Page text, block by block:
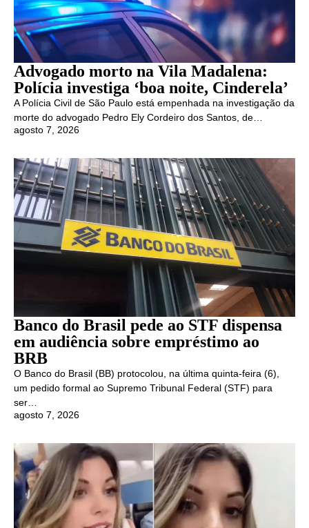
Advogado morto na Vila Madalena:
Polícia investiga ‘boa noite, Cinderela’
A Polícia Civil de São Paulo está empenhada na investigação da
morte do advogado Pedro Ely Cordeiro dos Santos, de…
agosto 7, 2026
Banco do Brasil pede ao STF dispensa
em audiência sobre empréstimo ao
BRB
O Banco do Brasil (BB) protocolou, na última quinta-feira (6),
um pedido formal ao Supremo Tribunal Federal (STF) para
ser…
agosto 7, 2026